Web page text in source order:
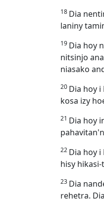
18 Dia
laniny
19 Dia hoy
nitsinjo
niasako
20 Dia hoy
kosa izy
21 Dia hoy
22 Dia hoy
hisy
23 Dia
rehetra.